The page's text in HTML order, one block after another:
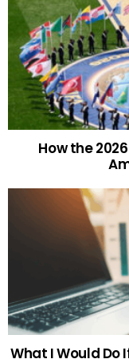
How the
What I Would Do